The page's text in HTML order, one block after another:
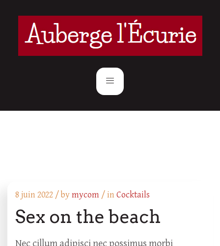
8 juin 2022 /bymycom / inCocktails
Sex on the beach